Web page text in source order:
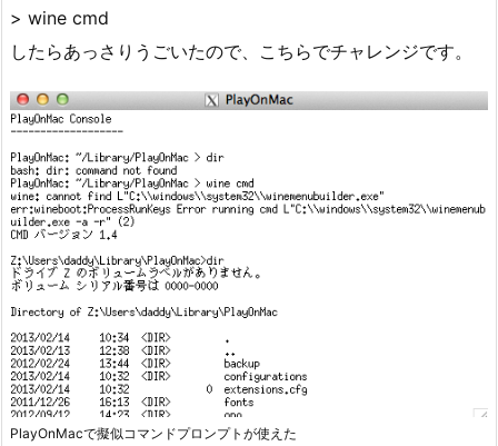
> wine cmd
したらあっさりうごいたので、こちらでチャレンジです。
PlayOnMacで擬似コマンドプロンプトが使えた